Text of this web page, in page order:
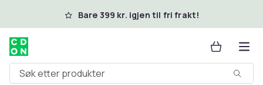
Hopp til hovedinnholdBare 399 kr. igjen til fri frakt!
Søk etter produkter